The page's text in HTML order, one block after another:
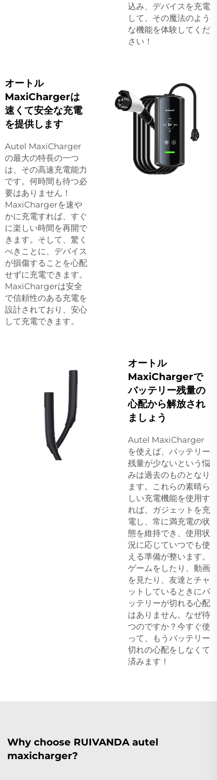
込み、デバイスを充電
して、その魔法のよう
な機能を体験してくだ
さい！
オートル
MaxiChargerは
速くて安全な充電
を提供します
Autel MaxiCharger
の最大の特長の一つ
は、その高速充電能力
です。何時間も待つ必
要はありません！
MaxiChargerを速や
かに充電すれば、すぐ
に楽しい時間を再開で
きます。そして、驚く
べきことに、デバイス
が損傷することを心配
せずに充電できます。
MaxiChargerは安全
で信頼性のある充電を
設計されており、安心
して充電できます。
オートル
MaxiChargerで
バッテリー残量の
心配から解放され
ましょう
Autel MaxiCharger
を使えば、バッテリー
残量が少ないという悩
みは過去のものとなり
ます。これらの素晴ら
しい充電機能を使用す
れば、ガジェットを充
電し、常に満充電の状
態を維持でき、使用状
況に応じていつでも使
える準備が整います。
ゲームをしたり、動画
を見たり、友達とチャ
ットしているときにバ
ッテリーが切れる心配
はありません。なぜ待
つのですか？今すぐ使
って、もうバッテリー
切れの心配をしなくて
済みます！
Why choose RUIVANDA autel
maxicharger?